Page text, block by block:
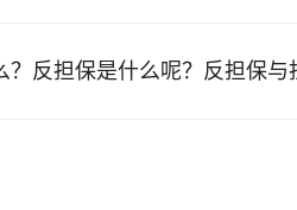
反担保是什么呢？反担保与